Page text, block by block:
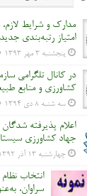
مدارک و شرایط
امتیاز رتبه‌بندی
پنجشنبه ۳ مهر ۱۳۹۳
در کانال تلگرامی
کشاورزی و منابع
سه شنبه ۸ دی ۱۳۹۴
اعلام پذیرفته
جهاد کشاورزی
چهارشنبه ۱۳ آذر ۱۳۹۲
انتخاب
سراوان،